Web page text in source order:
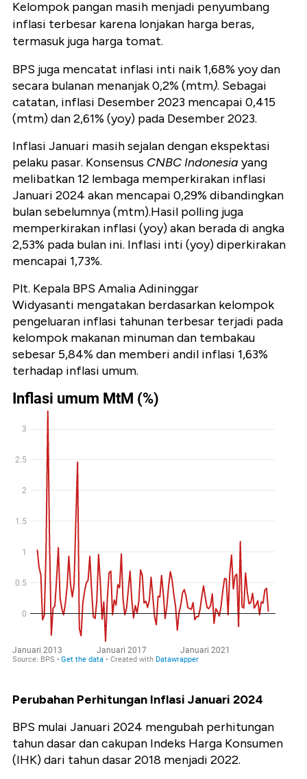
Kelompok pangan masih menjadi penyumbang
inflasi terbesar karena lonjakan harga beras,
termasuk juga harga tomat.
BPS juga mencatat inflasi inti naik 1,68% yoy dan
secara bulanan menanjak 0,2% (mtm). Sebagai
catatan, inflasi Desember 2023 mencapai 0,415
(mtm) dan 2,61% (yoy) pada Desember 2023.
Inflasi Januari masih sejalan dengan ekspektasi
pelaku pasar. Konsensus CNBC Indonesia yang
melibatkan 12 lembaga memperkirakan inflasi
Januari 2024 akan mencapai 0,29% dibandingkan
bulan sebelumnya (mtm).Hasil polling juga
memperkirakan inflasi (yoy) akan berada di angka
2,53% pada bulan ini. Inflasi inti (yoy) diperkirakan
mencapai 1,73%.
Plt. Kepala BPS Amalia Adininggar
Widyasanti mengatakan berdasarkan kelompok
pengeluaran inflasi tahunan terbesar terjadi pada
kelompok makanan minuman dan tembakau
sebesar 5,84% dan memberi andil inflasi 1,63%
terhadap inflasi umum.
Perubahan Perhitungan Inflasi Januari 2024
BPS mulai Januari 2024 mengubah perhitungan
tahun dasar dan cakupan Indeks Harga Konsumen
(IHK) dari tahun dasar 2018 menjadi 2022.